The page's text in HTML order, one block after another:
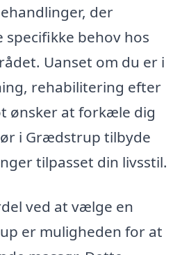
der
behov hos
Uanset om du er i
rehabilitering efter
ønsker at forkæle dig
i Grædstrup tilbyde
tilpasset din livsstil.
ved at vælge en
er muligheden for at